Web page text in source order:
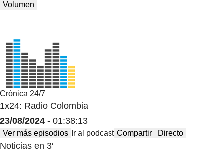
Volumen
Crónica 24/7
1x24: Radio Colombia
23/08/2024 - 01:38:13
Ver más episodios Ir al podcast Compartir Directo
Noticias en 3′